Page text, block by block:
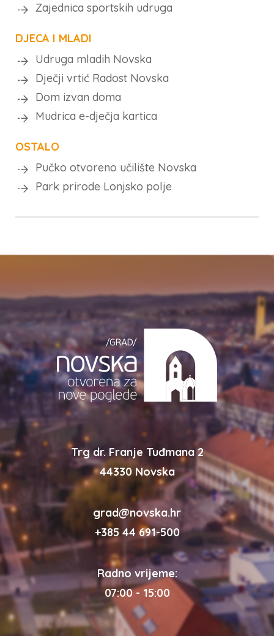
Zajednica sportskih udruga
DJECA I MLADI
Udruga mladih Novska
Dječji vrtić Radost Novska
Dom izvan doma
Mudrica e-dječja kartica
OSTALO
Pučko otvoreno učilište Novska
Park prirode Lonjsko polje
Trg dr. Franje Tuđmana 2
44330 Novska
grad@novska.hr
+385 44 691-500
Radno vrijeme:
07:00 - 15:00